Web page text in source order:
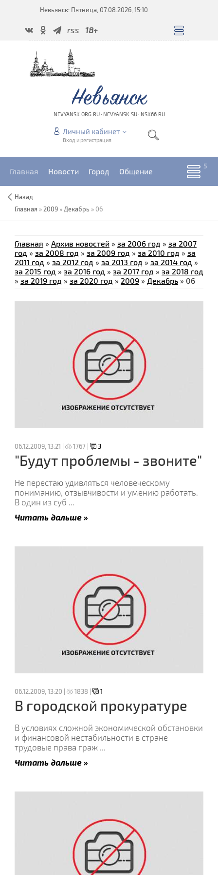
Невьянск: Пятница, 07.08.2026, 15:10
rss 18+
Невьянск
NEVYANSK.ORG.RU · NEVYANSK.SU · NSK66.RU
Личный кабинет
Вход и регистрация
Главная Новости Город Общение
Назад
Главная » 2009 » Декабрь » 06
Главная » Архив новостей » за 2006 год » за 2007
год » за 2008 год » за 2009 год » за 2010 год » за
2011 год » за 2012 год » за 2013 год » за 2014 год »
за 2015 год » за 2016 год » за 2017 год » за 2018 год
» за 2019 год » за 2020 год » 2009 » Декабрь » 06
06.12.2009, 13:21 | 1767 | 3
"Будут проблемы - звоните"
Не перестаю удивляться человеческому
пониманию, отзывчивости и умению работать.
В один из суб ...
Читать дальше »
06.12.2009, 13:20 | 1838 | 1
В городской прокуратуре
В условиях сложной экономической обстановки
и финансовой нестабильности в стране
трудовые права граж ...
Читать дальше »